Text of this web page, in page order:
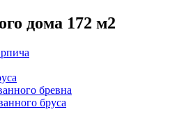
дома 172 м2
бревна
бруса